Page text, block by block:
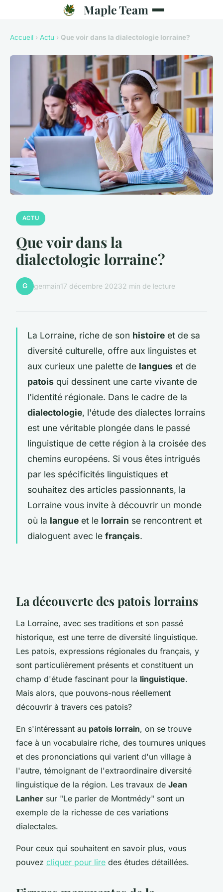
Maple Team
Accueil › Actu › Que voir dans la dialectologie lorraine?
ACTU
Que voir dans la
dialectologie lorraine?
G germain17 décembre 20232 min de lecture
La Lorraine, riche de son histoire et de sa
diversité culturelle, offre aux linguistes et
aux curieux une palette de langues et de
patois qui dessinent une carte vivante de
l'identité régionale. Dans le cadre de la
dialectologie, l'étude des dialectes lorrains
est une véritable plongée dans le passé
linguistique de cette région à la croisée des
chemins européens. Si vous êtes intrigués
par les spécificités linguistiques et
souhaitez des articles passionnants, la
Lorraine vous invite à découvrir un monde
où la langue et le lorrain se rencontrent et
dialoguent avec le français.
La découverte des patois lorrains
La Lorraine, avec ses traditions et son passé
historique, est une terre de diversité linguistique.
Les patois, expressions régionales du français, y
sont particulièrement présents et constituent un
champ d'étude fascinant pour la linguistique.
Mais alors, que pouvons-nous réellement
découvrir à travers ces patois?
En s'intéressant au patois lorrain, on se trouve
face à un vocabulaire riche, des tournures uniques
et des prononciations qui varient d'un village à
l'autre, témoignant de l'extraordinaire diversité
linguistique de la région. Les travaux de Jean
Lanher sur "Le parler de Montmédy" sont un
exemple de la richesse de ces variations
dialectales.
Pour ceux qui souhaitent en savoir plus, vous
pouvez cliquer pour lire des études détaillées.